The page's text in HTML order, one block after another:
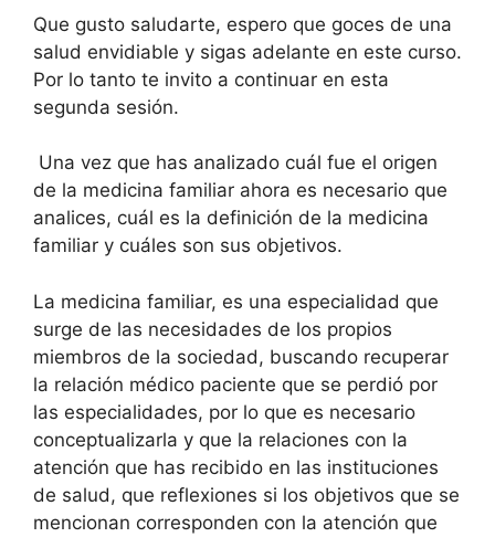
Que gusto saludarte, espero que goces de una
salud envidiable y sigas adelante en este curso.
Por lo tanto te invito a continuar en esta
segunda sesión.
Una vez que has analizado cuál fue el origen
de la medicina familiar ahora es necesario que
analices, cuál es la definición de la medicina
familiar y cuáles son sus objetivos.
La medicina familiar, es una especialidad que
surge de las necesidades de los propios
miembros de la sociedad, buscando recuperar
la relación médico paciente que se perdió por
las especialidades, por lo que es necesario
conceptualizarla y que la relaciones con la
atención que has recibido en las instituciones
de salud, que reflexiones si los objetivos que se
mencionan corresponden con la atención que